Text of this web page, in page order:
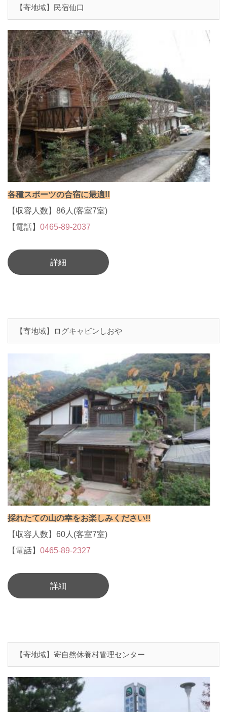
【寄地域】民宿仙口
各種スポーツの合宿に最適!!
【収容人数】86人(客室7室)
【電話】 0465-89-2037
詳細
【寄地域】ログキャビンしおや
採れたての山の幸をお楽しみください!!
【収容人数】60人(客室7室)
【電話】 0465-89-2327
詳細
【寄地域】寄自然休養村管理センター